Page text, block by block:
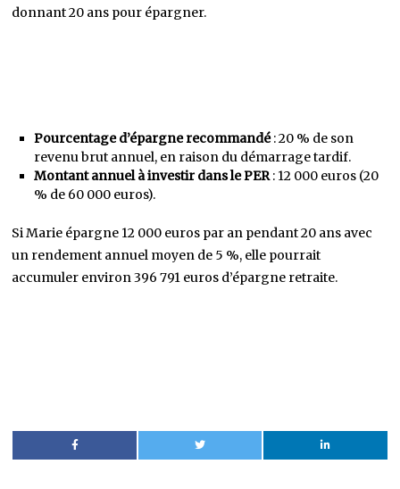
donnant 20 ans pour épargner.
Pourcentage d’épargne recommandé: 20 % de son
revenu brut annuel, en raison du démarrage tardif.
Montant annuel à investir dans le PER: 12 000 euros (20
% de 60 000 euros).
Si Marie épargne 12 000 euros par an pendant 20 ans avec
un rendement annuel moyen de 5 %, elle pourrait
accumuler environ 396 791 euros d’épargne retraite.